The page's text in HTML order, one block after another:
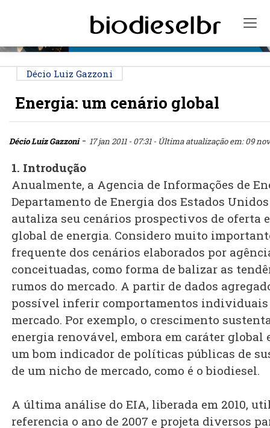
Décio Luiz Gazzoni
Energia: um cenário global
Décio Luiz Gazzoni- 17 jan 2011 - 07:31 - Última atualização em: 09 nov
1. Introdução
Anualmente, a Agencia de Informações de
Departamento de Energia dos Estados Unidos
autaliza seu cenários prospectivos de oferta
global de energia. Considero muito
frequente dos cenários elaborados por
conceituadas, como forma de balizar as
rumos do mercado. A partir de dados
possível inferir comportamentos individuais
mercado. Por exemplo, o crescimento
energia renovável, embora em caráter global
um bom indicador de políticas públicas de
de um nicho de mercado, como é o biodiesel.
A última análise do EIA, liberada em 2010,
referencia o ano de 2007 e projeta diversos